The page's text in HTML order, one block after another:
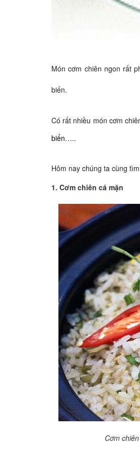
Món cơm chiên ngon rất
biến.
Có rất nhiều món cơm
biển…..
Hôm nay chúng ta cùng
1. Cơm chiên cá mặn
Cơm